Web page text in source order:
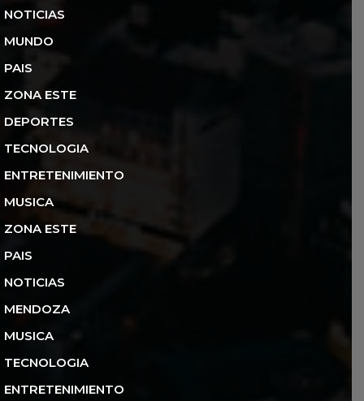
NOTICIAS
MUNDO
PAIS
ZONA ESTE
DEPORTES
TECNOLOGIA
ENTRETENIMIENTO
MUSICA
ZONA ESTE
PAIS
NOTICIAS
MENDOZA
MUSICA
TECNOLOGIA
ENTRETENIMIENTO